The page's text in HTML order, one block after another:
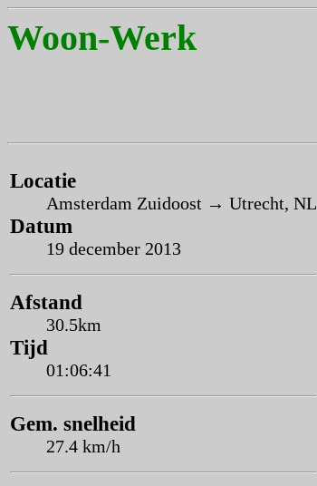
Woon-Werk
Locatie
Amsterdam Zuidoost → Utrecht, NL
Datum
19 december 2013
Afstand
30.5km
Tijd
01:06:41
Gem. snelheid
27.4 km/h